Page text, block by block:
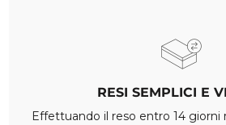
RESI SEMPLICI E
Effettuando il reso entro 14 giorni